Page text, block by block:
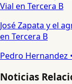
José Zapata y el
en Tercera B
Pedro Hernandez •
Noticias